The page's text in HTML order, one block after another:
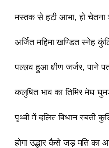
मस्तक से हटी आभा, हो चेतना
अर्जित महिमा खण्डित स्नेह
पल्लव हुआ क्षीण जर्जर, पाने
कलुषित भाव का तिमिर मेघ
पृथ्वी में दलित विधान रचती
होगा उद्धार कैसे जड़ मति का